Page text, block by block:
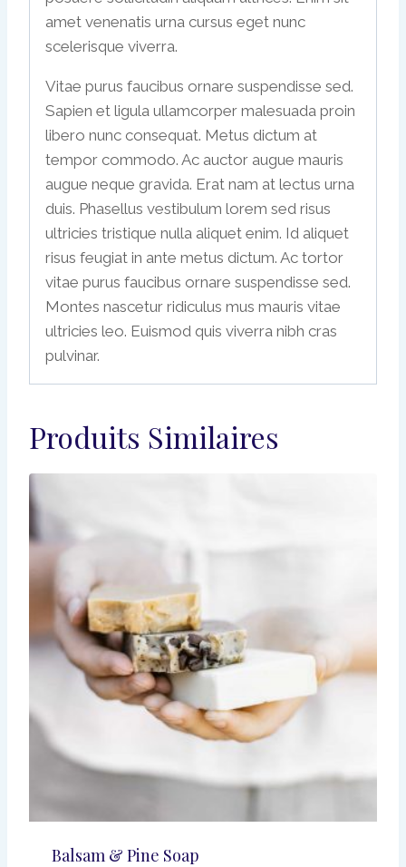
amet venenatis urna cursus eget nunc
scelerisque viverra.
Vitae purus faucibus ornare suspendisse sed.
Sapien et ligula ullamcorper malesuada proin
libero nunc consequat. Metus dictum at
tempor commodo. Ac auctor augue mauris
augue neque gravida. Erat nam at lectus urna
duis. Phasellus vestibulum lorem sed risus
ultricies tristique nulla aliquet enim. Id aliquet
risus feugiat in ante metus dictum. Ac tortor
vitae purus faucibus ornare suspendisse sed.
Montes nascetur ridiculus mus mauris vitae
ultricies leo. Euismod quis viverra nibh cras
pulvinar.
Produits Similaires
Balsam & Pine Soap